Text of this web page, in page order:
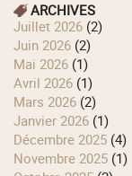
ARCHIVES
juillet 2026 (2)
juin 2026 (2)
mai 2026 (1)
avril 2026 (1)
mars 2026 (2)
janvier 2026 (1)
décembre 2025 (4)
novembre 2025 (1)